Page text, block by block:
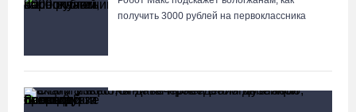
получить 3000 рублей на первоклассника
Вологодские онкохирурги провели более 2,5